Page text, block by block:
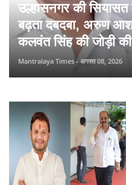
उल्हासनगर की
बढ़ता दबदबा, अरुण
कलवंत सिंह की जोड़ी
Mantralaya Times - अगस्त 08, 2026